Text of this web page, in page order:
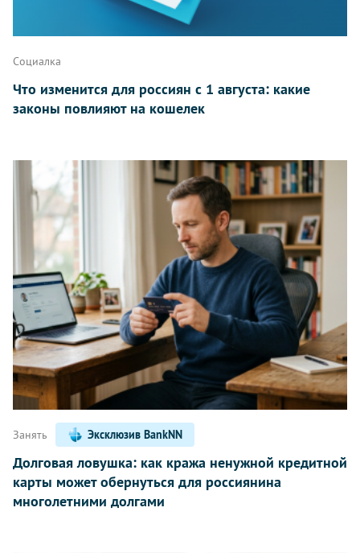
Написать
Социалка
Что изменится для россиян с 1 августа: какие
законы повлияют на кошелек
Занять Эксклюзив BankNN
Долговая ловушка: как кража ненужной кредитной
карты может обернуться для россиянина
многолетними долгами